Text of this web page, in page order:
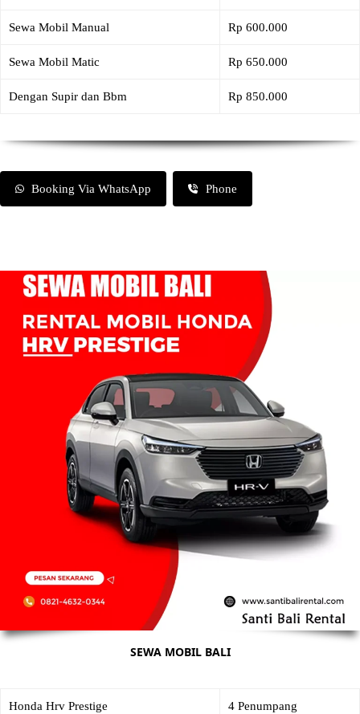
Sewa Mobil Manual Rp 600.000
Sewa Mobil Matic Rp 650.000
Dengan Supir dan Bbm Rp 850.000
Booking Via WhatsApp Phone
SEWA MOBIL BALI
Honda Hrv Prestige 4 Penumpang